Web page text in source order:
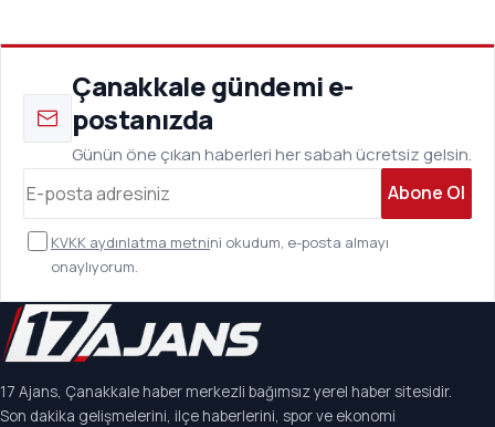
Çanakkale gündemi e-
postanızda
Günün öne çıkan haberleri her sabah ücretsiz gelsin.
Abone Ol
KVKK aydınlatma metnini okudum, e-posta almayı
onaylıyorum.
17 Ajans, Çanakkale haber merkezli bağımsız yerel haber sitesidir.
Son dakika gelişmelerini, ilçe haberlerini, spor ve ekonomi